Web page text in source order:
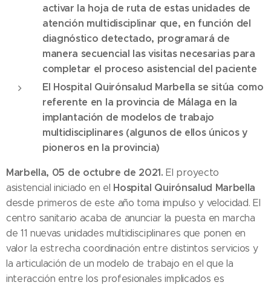
activar la hoja de ruta de estas unidades de
atención multidisciplinar que, en función del
diagnóstico detectado, programará de
manera secuencial las visitas necesarias para
completar el proceso asistencial del paciente
El Hospital Quirónsalud Marbella se sitúa como
referente en la provincia de Málaga en la
implantación de modelos de trabajo
multidisciplinares (algunos de ellos únicos y
pioneros en la provincia)
Marbella, 05 de octubre de 2021. El proyecto
asistencial iniciado en el Hospital Quirónsalud Marbella
desde primeros de este año toma impulso y velocidad. El
centro sanitario acaba de anunciar la puesta en marcha
de 11 nuevas unidades multidisciplinares que ponen en
valor la estrecha coordinación entre distintos servicios y
la articulación de un modelo de trabajo en el que la
interacción entre los profesionales implicados es